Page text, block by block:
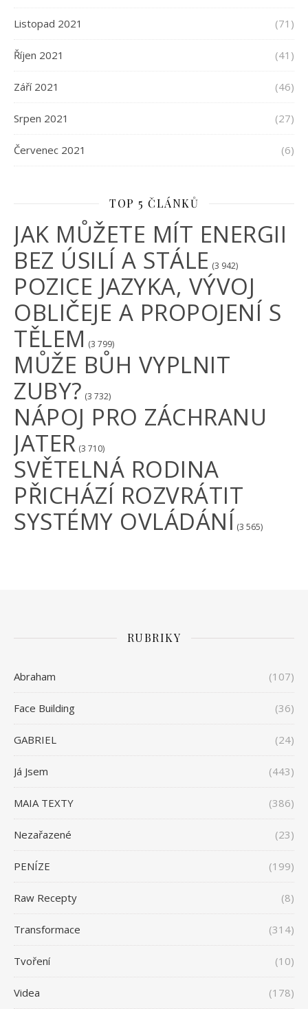
Listopad 2021 (71)
Říjen 2021 (41)
Září 2021 (46)
Srpen 2021 (27)
Červenec 2021 (6)
TOP 5 ČLÁNKŮ
JAK MŮŽETE MÍT ENERGII
BEZ ÚSILÍ A STÁLE (3 942)
POZICE JAZYKA, VÝVOJ
OBLIČEJE A PROPOJENÍ S
TĚLEM (3 799)
MŮŽE BŮH VYPLNIT
ZUBY? (3 732)
NÁPOJ PRO ZÁCHRANU
JATER (3 710)
SVĚTELNÁ RODINA
PŘICHÁZÍ ROZVRÁTIT
SYSTÉMY OVLÁDÁNÍ (3 565)
RUBRIKY
Abraham (107)
Face Building (36)
GABRIEL (24)
Já Jsem (443)
MAIA TEXTY (386)
Nezařazené (23)
PENÍZE (199)
Raw Recepty (8)
Transformace (314)
Tvoření (10)
Videa (178)